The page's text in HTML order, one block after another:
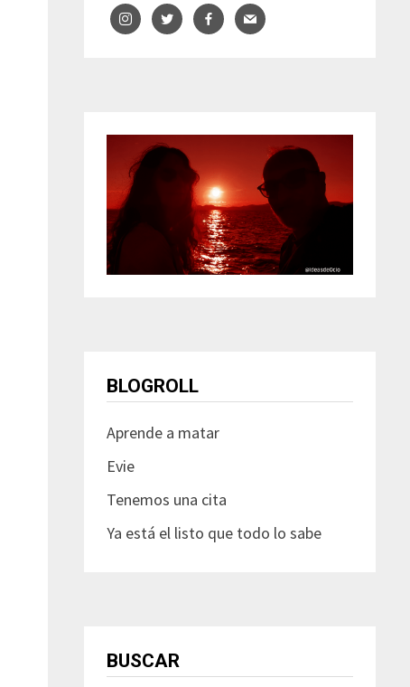
BLOGROLL
Aprende a matar
Evie
Tenemos una cita
Ya está el listo que todo lo sabe
BUSCAR